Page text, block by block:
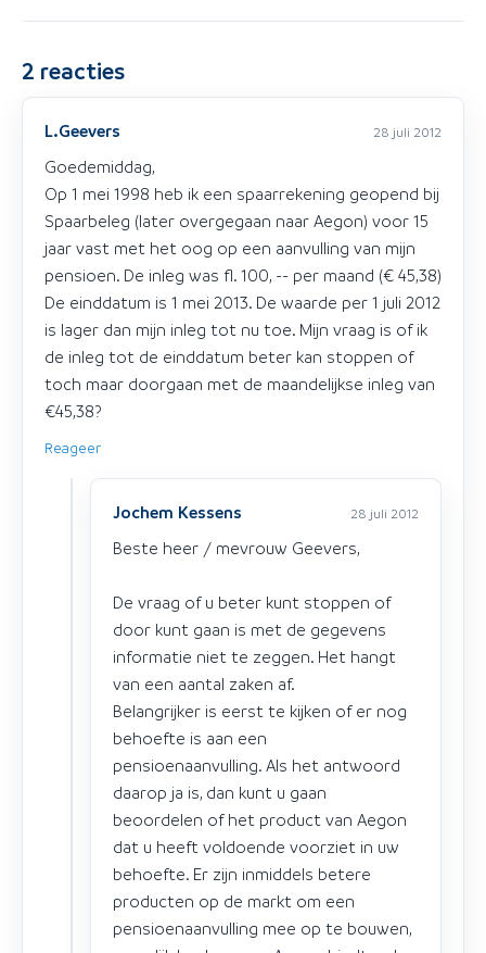
2 reacties
L.Geevers 28 juli 2012
Goedemiddag,
Op 1 mei 1998 heb ik een spaarrekening geopend bij
Spaarbeleg (later overgegaan naar Aegon) voor 15
jaar vast met het oog op een aanvulling van mijn
pensioen. De inleg was fl. 100, -- per maand (€ 45,38)
De einddatum is 1 mei 2013. De waarde per 1 juli 2012
is lager dan mijn inleg tot nu toe. Mijn vraag is of ik
de inleg tot de einddatum beter kan stoppen of
toch maar doorgaan met de maandelijkse inleg van
€45,38?
Reageer
Jochem Kessens 28 juli 2012
Beste heer / mevrouw Geevers,
De vraag of u beter kunt stoppen of
door kunt gaan is met de gegevens
informatie niet te zeggen. Het hangt
van een aantal zaken af.
Belangrijker is eerst te kijken of er nog
behoefte is aan een
pensioenaanvulling. Als het antwoord
daarop ja is, dan kunt u gaan
beoordelen of het product van Aegon
dat u heeft voldoende voorziet in uw
behoefte. Er zijn inmiddels betere
producten op de markt om een
pensioenaanvulling mee op te bouwen,